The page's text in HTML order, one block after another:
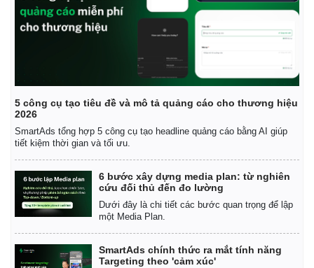
5 công cụ tạo tiêu đề và mô tả quảng cáo cho thương hiệu
2026
SmartAds tổng hợp 5 công cụ tạo headline quảng cáo bằng AI giúp
tiết kiệm thời gian và tối ưu.
6 bước xây dựng media plan: từ nghiên
cứu đối thủ đến đo lường
Dưới đây là chi tiết các bước quan trọng để lập
một Media Plan.
SmartAds chính thức ra mắt tính năng
Targeting theo 'cảm xúc'